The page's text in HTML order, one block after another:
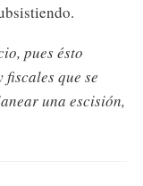
pues ésto
que se
una escisión,